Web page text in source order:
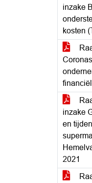
inzake
kosten
inzake
en
2021